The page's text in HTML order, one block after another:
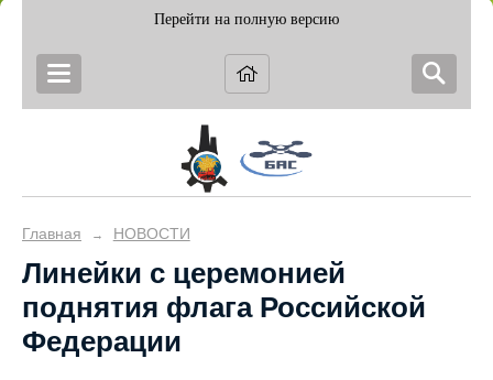
Перейти на полную версию
Главная → НОВОСТИ
Линейки с церемонией
поднятия флага Российской
Федерации